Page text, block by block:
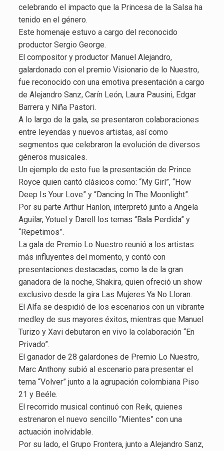
celebrando el impacto que la Princesa de la Salsa ha
tenido en el género.
Este homenaje estuvo a cargo del reconocido
productor Sergio George.
El compositor y productor Manuel Alejandro,
galardonado con el premio Visionario de lo Nuestro,
fue reconocido con una emotiva presentación a cargo
de Alejandro Sanz, Carín León, Laura Pausini, Edgar
Barrera y Niña Pastori.
A lo largo de la gala, se presentaron colaboraciones
entre leyendas y nuevos artistas, así como
segmentos que celebraron la evolución de diversos
géneros musicales.
Un ejemplo de esto fue la presentación de Prince
Royce quien cantó clásicos como: “My Girl”, “How
Deep Is Your Love” y “Dancing In The Moonlight”.
Por su parte Arthur Hanlon, interpretó junto a Angela
Aguilar, Yotuel y Darell los temas “Bala Perdida” y
“Repetimos”.
La gala de Premio Lo Nuestro reunió a los artistas
más influyentes del momento, y contó con
presentaciones destacadas, como la de la gran
ganadora de la noche, Shakira, quien ofreció un show
exclusivo desde la gira Las Mujeres Ya No Lloran.
El Alfa se despidió de los escenarios con un vibrante
medley de sus mayores éxitos, mientras que Manuel
Turizo y Xavi debutaron en vivo la colaboración “En
Privado”.
El ganador de 28 galardones de Premio Lo Nuestro,
Marc Anthony subió al escenario para presentar el
tema “Volver” junto a la agrupación colombiana Piso
21 y Beéle.
El recorrido musical continuó con Reik, quienes
estrenaron el nuevo sencillo “Mientes” con una
actuación inolvidable.
Por su lado, el Grupo Frontera, junto a Alejandro Sanz,